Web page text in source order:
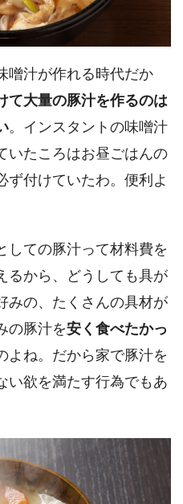
噌汁が作れる時代だか
て大量の豚汁を作るのは
。インスタントの味噌汁
いたころはお昼ごはんの
ず付けていたわ。便利よ
しての豚汁って材料費を
るから、どうしても具が
みの、たくさんの具材が
の豚汁を安く食べたかっ
よね。だから家で豚汁を
い欲を満たす行為でもあ